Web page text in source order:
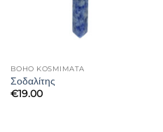
BOHO KOSMIMATA
Σοδαλίτης
€19.00